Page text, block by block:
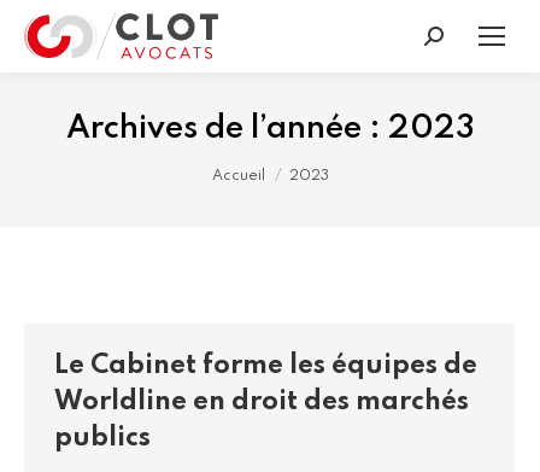
Recherche
Archives de l’année : 2023
Vous êtes ici :
Accueil 2023
Le Cabinet forme les équipes de
Worldline en droit des marchés
publics